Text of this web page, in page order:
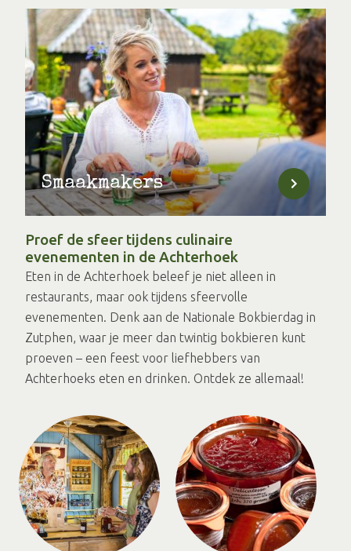
Smaakmakers
Proef de sfeer tijdens culinaire
evenementen in de Achterhoek
Eten in de Achterhoek beleef je niet alleen in
restaurants, maar ook tijdens sfeervolle
evenementen. Denk aan de Nationale Bokbierdag in
Zutphen, waar je meer dan twintig bokbieren kunt
proeven – een feest voor liefhebbers van
Achterhoeks eten en drinken. Ontdek ze allemaal!